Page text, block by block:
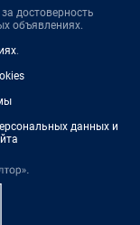
достоверность
объявлениях.
.
данных и